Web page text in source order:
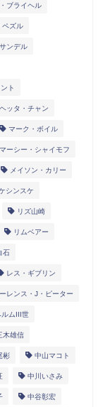
ブライヘル
ペズル
ンデル
ト
ッタ・チャン
マーク・ボイル
マーシー・シャイモフ
メイソン・カリー
シンスケ
リズ山崎
リムベアー
石
レス・ギブリン
レンス・J・ピーター
ルムIII世
木雄信
彬 中山マコト
中川いさみ
中谷彰宏